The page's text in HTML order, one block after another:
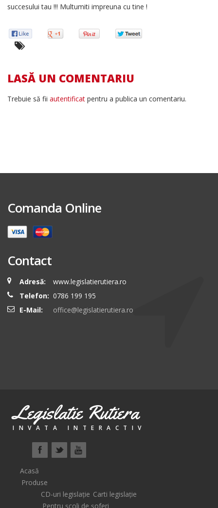
succesului tau !!! Multumiti impreuna cu tine !
LASĂ UN COMENTARIU
Trebuie să fii autentificat pentru a publica un comentariu.
Comanda Online
Contact
Adresă:
www.legislatierutiera.ro
Telefon: 0786 199 195
E-Mail:
office@legislatierutiera.ro
Legislatie Rutiera
INVATA INTERACTIV
Acasă
Produse
CD-uri legislație Carti legislație
Pentru școli de șoferi